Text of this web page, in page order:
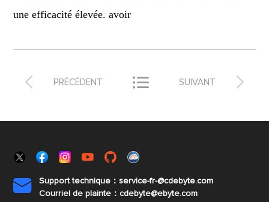
une efficacité élevée. avoir
 PRÉCÉDENT  
SUIVANT

Support technique：service-fr-@cdebyte.com
Courriel de plainte：cdebyte@ebyte.com